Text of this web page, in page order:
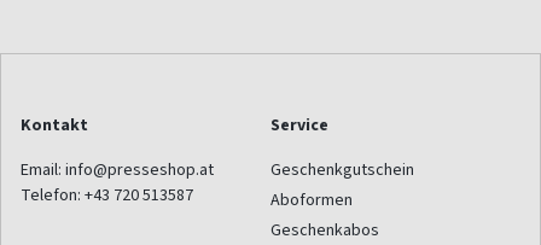
Kontakt
Email: info@presseshop.at
Telefon: +43 720 513587
Service
Geschenkgutschein
Aboformen
Geschenkabos